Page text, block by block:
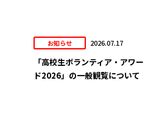
お知らせ 2026.07.17
「高校生ボランティア・アワー
ド2026」の一般観覧について